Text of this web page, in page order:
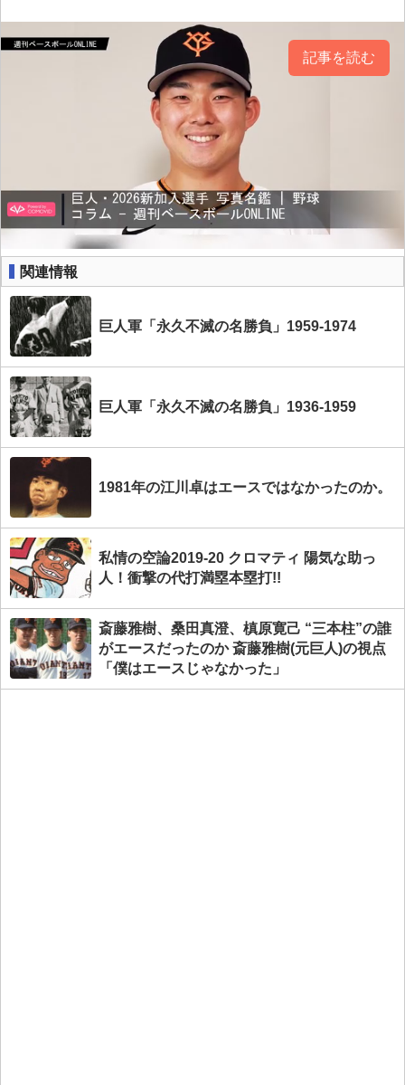
記事を読む
関連情報
巨人軍「永久不滅の名勝負」1959-1974
巨人軍「永久不滅の名勝負」1936-1959
1981年の江川卓はエースではなかったのか。
私情の空論2019-20 クロマティ 陽気な助っ
人！衝撃の代打満塁本塁打!!
斎藤雅樹、桑田真澄、槙原寛己 “三本柱”の誰
がエースだったのか 斎藤雅樹(元巨人)の視点
「僕はエースじゃなかった」